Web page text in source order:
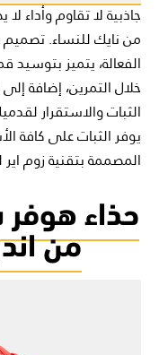
جاذبية لا تقاوم وأداء
من نايك للنساء. تصميم
الفعالة، يتميز بتوسيد
خلال التمرين، إضافة
الثبات والاستقرار
يوفر الثبات على كافة
المصممة بتقنية زوم
من